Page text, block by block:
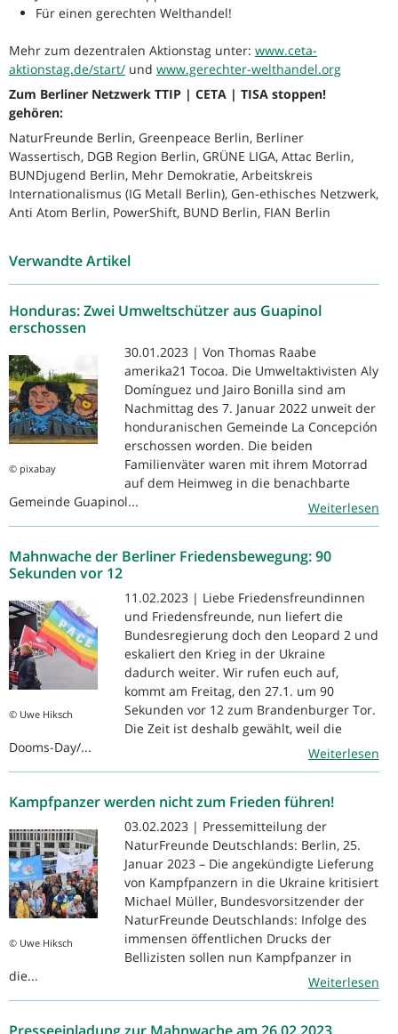
Für einen gerechten Welthandel!
Mehr zum dezentralen Aktionstag unter: www.ceta-
aktionstag.de/start/ und www.gerechter-welthandel.org
Zum Berliner Netzwerk TTIP | CETA | TISA stoppen!
gehören:
NaturFreunde Berlin, Greenpeace Berlin, Berliner
Wassertisch, DGB Region Berlin, GRÜNE LIGA, Attac Berlin,
BUNDjugend Berlin, Mehr Demokratie, Arbeitskreis
Internationalismus (IG Metall Berlin), Gen-ethisches Netzwerk,
Anti Atom Berlin, PowerShift, BUND Berlin, FIAN Berlin
Verwandte Artikel
Honduras: Zwei Umweltschützer aus Guapinol
erschossen
© pixabay
30.01.2023 | Von Thomas Raabe
amerika21 Tocoa. Die Umweltaktivisten Aly
Domínguez und Jairo Bonilla sind am
Nachmittag des 7. Januar 2022 unweit der
honduranischen Gemeinde La Concepción
erschossen worden. Die beiden
Familienväter waren mit ihrem Motorrad
auf dem Heimweg in die benachbarte
Gemeinde Guapinol...
Weiterlesen
Mahnwache der Berliner Friedensbewegung: 90
Sekunden vor 12
© Uwe Hiksch
11.02.2023 | Liebe Friedensfreundinnen
und Friedensfreunde, nun liefert die
Bundesregierung doch den Leopard 2 und
eskaliert den Krieg in der Ukraine
dadurch weiter. Wir rufen euch auf,
kommt am Freitag, den 27.1. um 90
Sekunden vor 12 zum Brandenburger Tor.
Die Zeit ist deshalb gewählt, weil die
Dooms-Day/...
Weiterlesen
Kampfpanzer werden nicht zum Frieden führen!
© Uwe Hiksch
03.02.2023 | Pressemitteilung der
NaturFreunde Deutschlands: Berlin, 25.
Januar 2023 – Die angekündigte Lieferung
von Kampfpanzern in die Ukraine kritisiert
Michael Müller, Bundesvorsitzender der
NaturFreunde Deutschlands: Infolge des
immensen öffentlichen Drucks der
Bellizisten sollen nun Kampfpanzer in
die...
Weiterlesen
Presseeinladung zur Mahnwache am 26.02.2023